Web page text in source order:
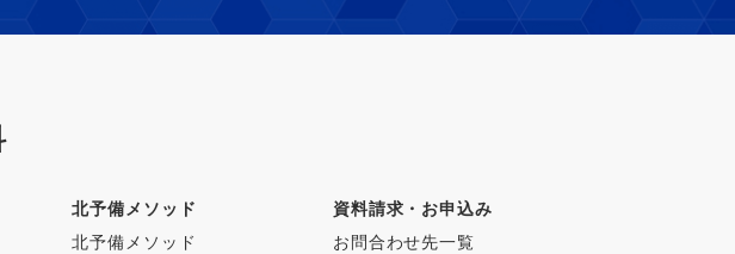
北予備メソッド
北予備メソッド
資料請求・お申込み
お問合わせ先一覧